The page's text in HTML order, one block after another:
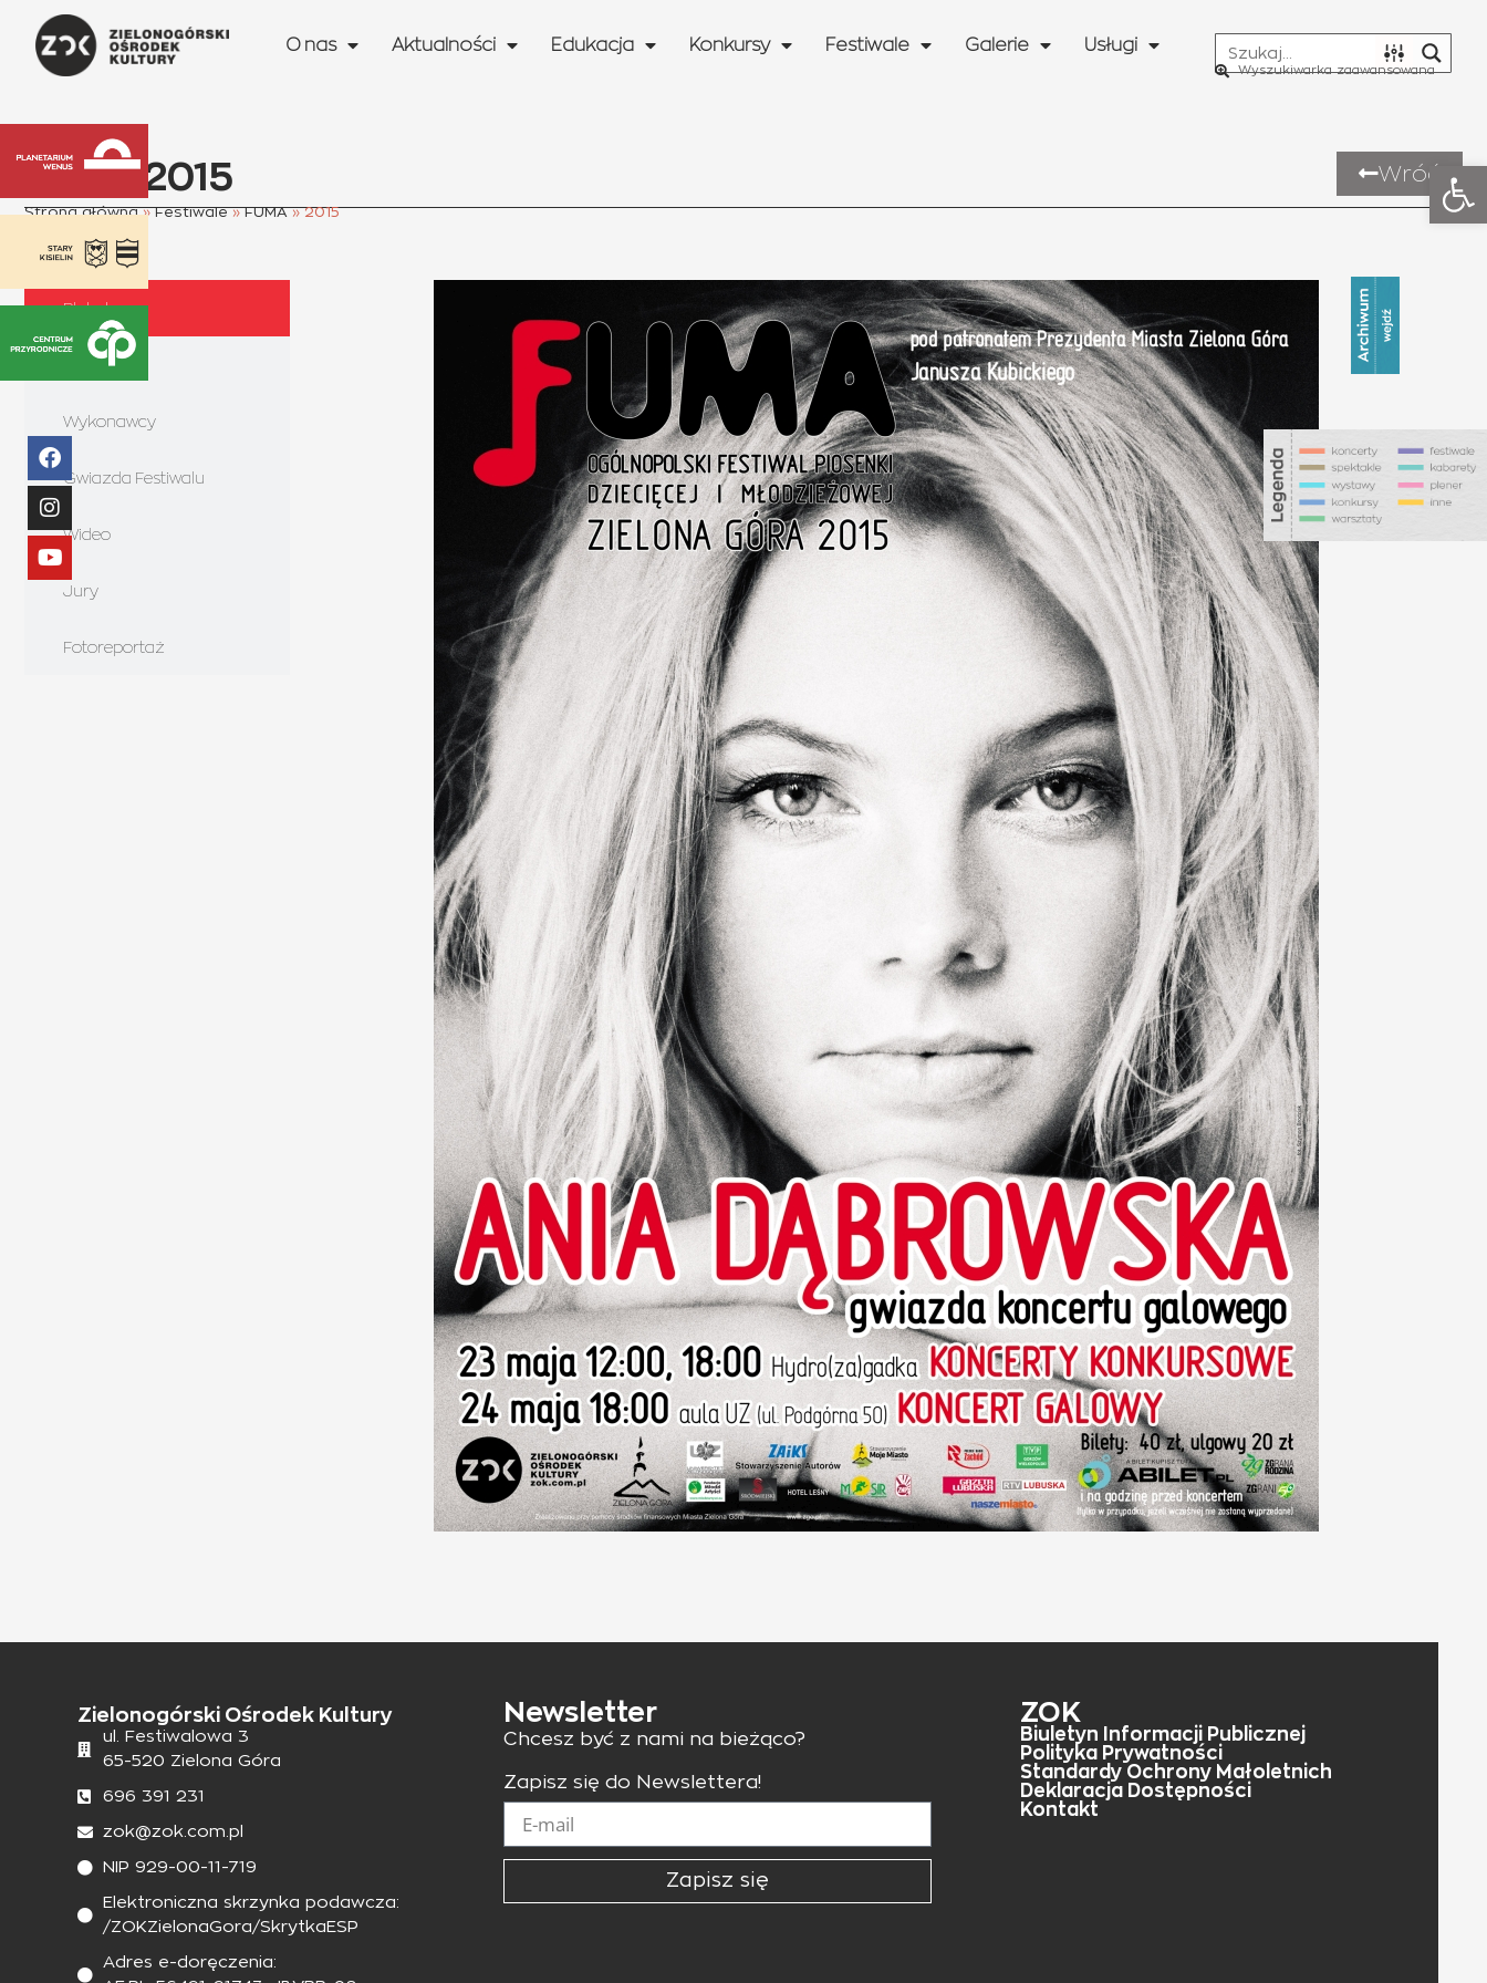
O nas Aktualności Edukacja Konkursy Festiwale Galerie Usługi
Wyszukiwarka zaawansowana
FUMA 2015 Wróć
Strona główna»Festiwale»FUMA»2015
Plakat
Laureaci
Wykonawcy
Gwiazda Festiwalu
Wideo
Jury
Fotoreportaż
Zielonogórski Ośrodek Kultury
ul. Festiwalowa 3
65-520 Zielona Góra
696 391 231
zok@zok.com.pl
NIP 929-00-11-719
Elektroniczna skrzynka podawcza:
/ZOKZielonaGora/SkrytkaESP
Adres e-doręczenia:
Newsletter
Chcesz być z nami na bieżąco?
Zapisz się do Newslettera!
Zapisz się
ZOK
Biuletyn Informacji Publicznej
Polityka Prywatności
Standardy Ochrony Małoletnich
Deklaracja Dostępności
Kontakt